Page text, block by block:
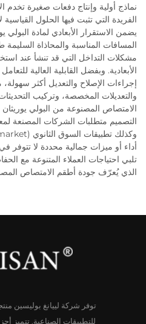
نماذج أولية وإنتاج دفعات صغيرة تخدم
الفريدة التي تثبت فيها الحلول
يضمن الاستقرار الأبعادي لمادة البولي
المسافات المناسبة والمحاذاة
مشكلات التداخل التي قد تنشأ عند
الأبعادية. وبفضل القابلية العالية
إجراءات الإصلاح والتعديل أكثر سهولة،
والتعديلات المخصصة، وتركيب
الامتصاص المصنوعة من البولي
أداء أو ميزات جمالية محددة لا تتوفر
تلبي احتياجات العملاء المتنوعة مع
الذي يُعرّف جودة أطقم الامتصاص
توفر شركة لييانغ بوليسين